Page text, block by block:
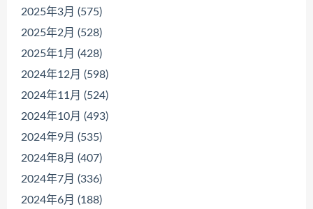
2025年3月 (575)
2025年2月 (528)
2025年1月 (428)
2024年12月 (598)
2024年11月 (524)
2024年10月 (493)
2024年9月 (535)
2024年8月 (407)
2024年7月 (336)
2024年6月 (188)